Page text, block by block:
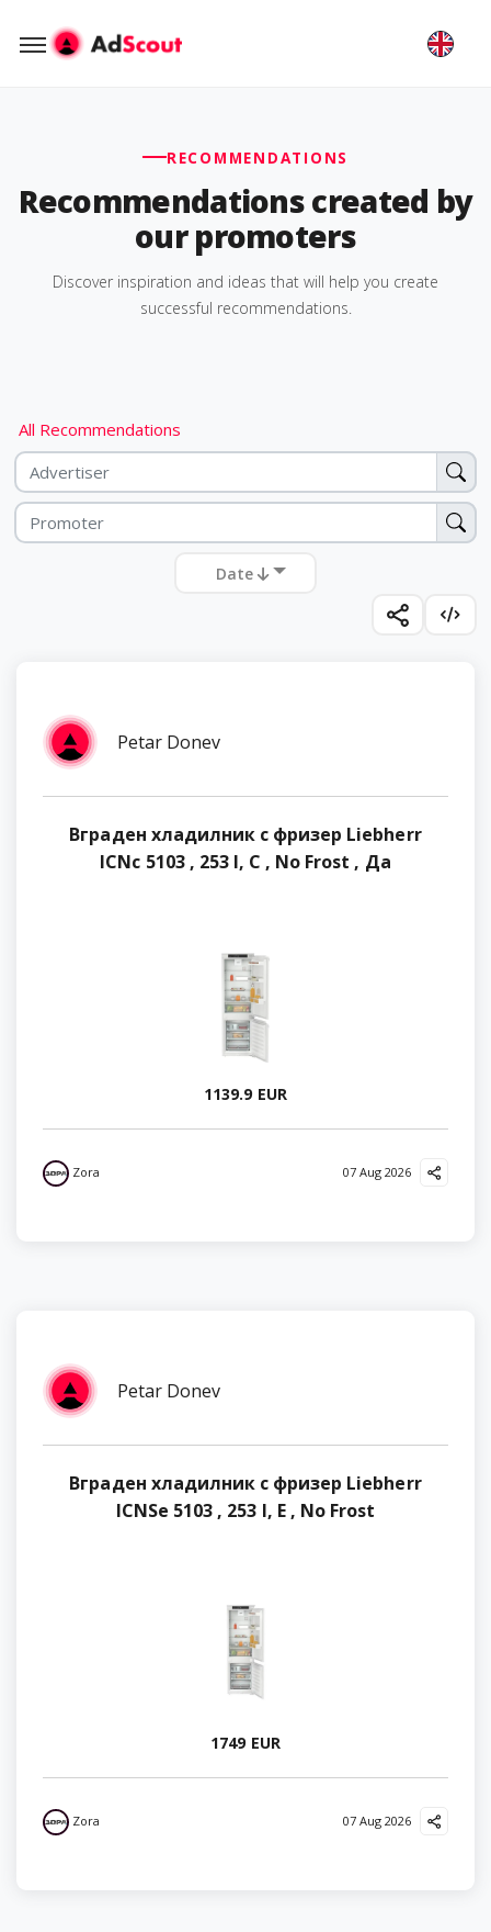
RECOMMENDATIONS
Recommendations created by
our promoters
Discover inspiration and ideas that will help you create
successful recommendations.
All Recommendations
Date
Petar Donev
Вграден хладилник с фризер Liebherr
ICNc 5103 , 253 l, C , No Frost , Да
1139.9 EUR
Zora 07 Aug 2026
Petar Donev
Вграден хладилник с фризер Liebherr
ICNSe 5103 , 253 l, E , No Frost
1749 EUR
Zora 07 Aug 2026